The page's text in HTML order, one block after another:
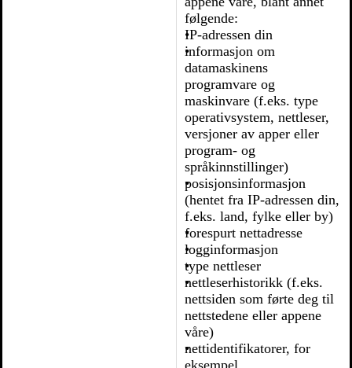
følgende:
IP-adressen din
informasjon om
datamaskinens
programvare og
maskinvare (f.eks. type
operativsystem, nettleser,
versjoner av apper eller
program- og
språkinnstillinger)
posisjonsinformasjon
(hentet fra IP-adressen din,
f.eks. land, fylke eller by)
forespurt nettadresse
logginformasjon
type nettleser
nettleserhistorikk (f.eks.
nettsiden som førte deg til
nettstedene eller appene
våre)
nettidentifikatorer, for
eksempel